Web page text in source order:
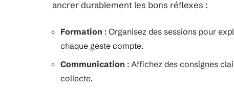
ancrer durablement les bons réflexes :
Formation : Organisez des sessions pour
chaque geste compte.
Communication : Affichez des consignes
collecte.